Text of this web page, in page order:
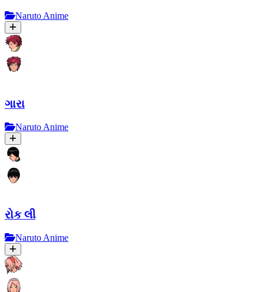
Naruto Anime
ગારા
Naruto Anime
રોક લી
Naruto Anime